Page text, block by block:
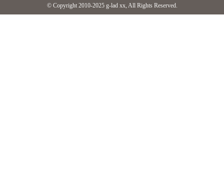
© Copyright 2010-2025 g-lad xx, All Rights Reserved.